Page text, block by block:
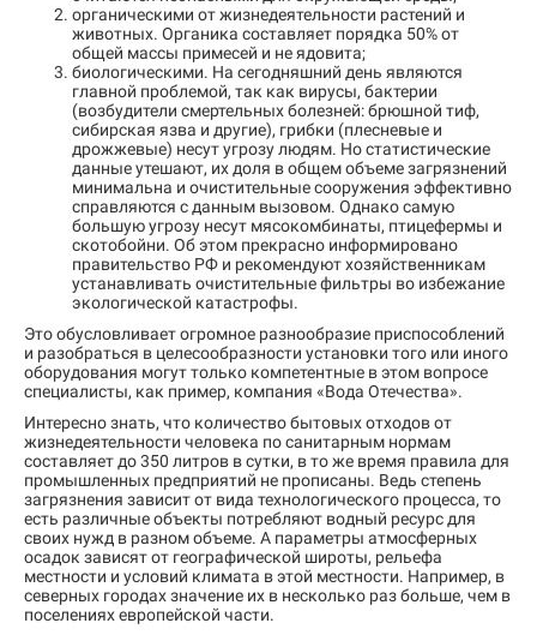
органическими от жизнедеятельности растений и
животных. Органика составляет порядка 50% от
общей массы примесей и не ядовита;
биологическими. На сегодняшний день являются
главной проблемой, так как вирусы, бактерии
(возбудители смертельных болезней: брюшной тиф,
сибирская язва и другие), грибки (плесневые и
дрожжевые) несут угрозу людям. Но статистические
данные утешают, их доля в общем объеме загрязнений
минимальна и очистительные сооружения эффективно
справляются с данным вызовом. Однако самую
большую угрозу несут мясокомбинаты, птицефермы и
скотобойни. Об этом прекрасно информировано
правительство РФ и рекомендуют хозяйственникам
устанавливать очистительные фильтры во избежание
экологической катастрофы.
Это обусловливает огромное разнообразие приспособлений
и разобраться в целесообразности установки того или иного
оборудования могут только компетентные в этом вопросе
специалисты, как пример, компания «Вода Отечества».
Интересно знать, что количество бытовых отходов от
жизнедеятельности человека по санитарным нормам
составляет до 350 литров в сутки, в то же время правила для
промышленных предприятий не прописаны. Ведь степень
загрязнения зависит от вида технологического процесса, то
есть различные объекты потребляют водный ресурс для
своих нужд в разном объеме. А параметры атмосферных
осадок зависят от географической широты, рельефа
местности и условий климата в этой местности. Например, в
северных городах значение их в несколько раз больше, чем в
поселениях европейской части.